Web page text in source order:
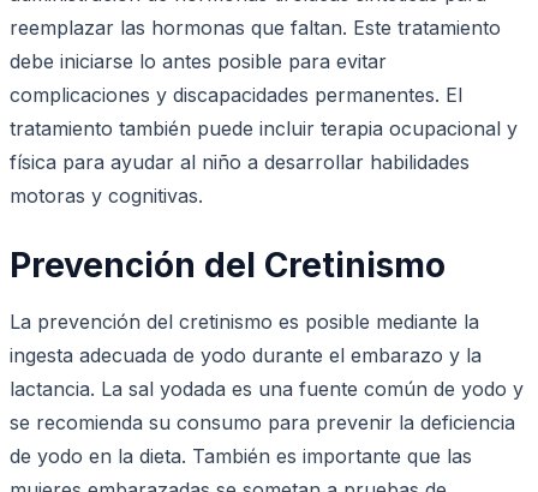
reemplazar las hormonas que faltan. Este tratamiento
debe iniciarse lo antes posible para evitar
complicaciones y discapacidades permanentes. El
tratamiento también puede incluir terapia ocupacional y
física para ayudar al niño a desarrollar habilidades
motoras y cognitivas.
Prevención del Cretinismo
La prevención del cretinismo es posible mediante la
ingesta adecuada de yodo durante el embarazo y la
lactancia. La sal yodada es una fuente común de yodo y
se recomienda su consumo para prevenir la deficiencia
de yodo en la dieta. También es importante que las